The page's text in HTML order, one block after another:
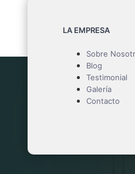
LA EMPRESA
Sobre
Blog
Testimonial
Galería
Contacto